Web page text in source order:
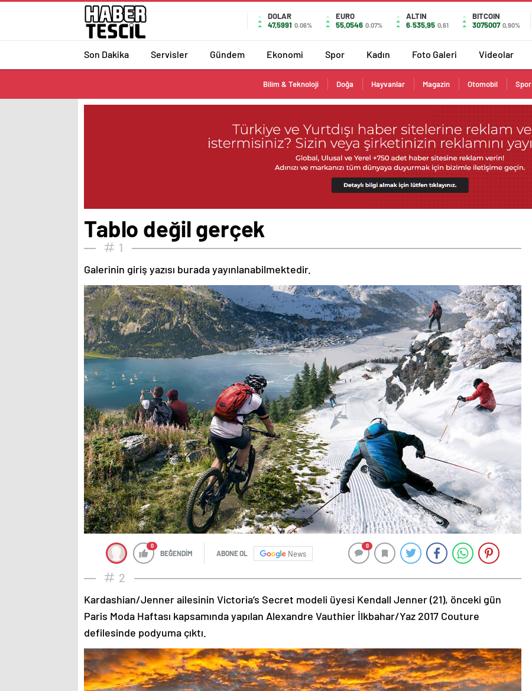
DOLAR
47,5991 0.06%
EURO
55,0546 0.07%
ALTIN
6.535,95 0,61
BITCOIN
3075007 0,90%
Son Dakika Servisler Gündem Ekonomi Spor Kadın Foto Galeri Videolar
Bilim & Teknoloji Doğa Hayvanlar Magazin Otomobil Spor
Tablo değil gerçek
1
Galerinin giriş yazısı burada yayınlanabilmektedir.
0
BEĞENDİM ABONE OL News
0
2
Kardashian/Jenner ailesinin Victoria’s Secret modeli üyesi Kendall Jenner (21), önceki gün
Paris Moda Haftası kapsamında yapılan Alexandre Vauthier İlkbahar/Yaz 2017 Couture
defilesinde podyuma çıktı.